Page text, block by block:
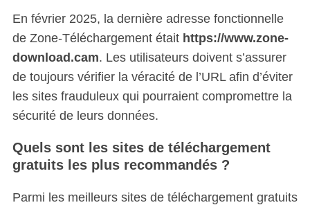
En février 2025, la dernière adresse fonctionnelle
de Zone-Téléchargement était https://www.zone-
download.cam. Les utilisateurs doivent s’assurer
de toujours vérifier la véracité de l’URL afin d’éviter
les sites frauduleux qui pourraient compromettre la
sécurité de leurs données.
Quels sont les sites de téléchargement
gratuits les plus recommandés ?
Parmi les meilleurs sites de téléchargement gratuits